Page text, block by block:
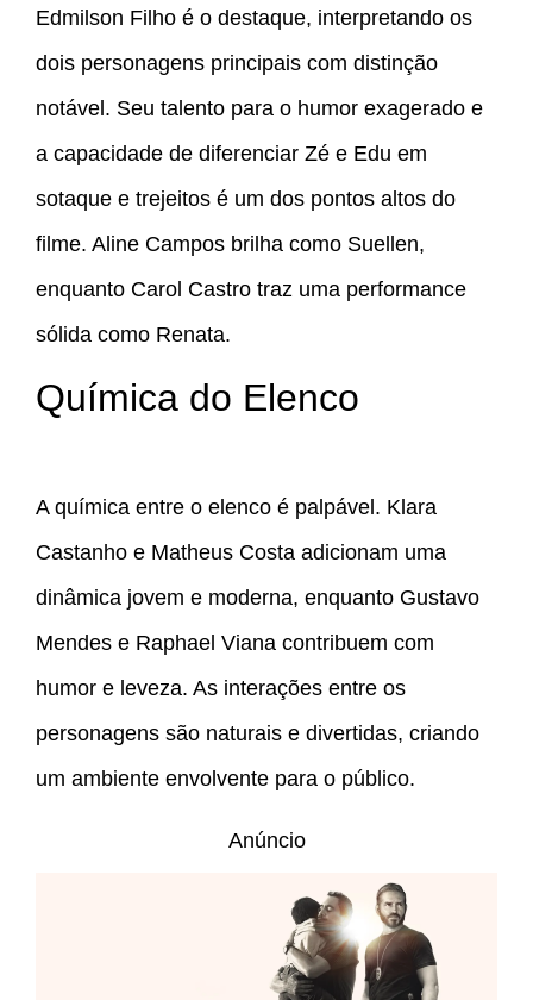
Edmilson Filho é o destaque, interpretando os
dois personagens principais com distinção
notável. Seu talento para o humor exagerado e
a capacidade de diferenciar Zé e Edu em
sotaque e trejeitos é um dos pontos altos do
filme. Aline Campos brilha como Suellen,
enquanto Carol Castro traz uma performance
sólida como Renata.
Química do Elenco
A química entre o elenco é palpável. Klara
Castanho e Matheus Costa adicionam uma
dinâmica jovem e moderna, enquanto Gustavo
Mendes e Raphael Viana contribuem com
humor e leveza. As interações entre os
personagens são naturais e divertidas, criando
um ambiente envolvente para o público.
Anúncio